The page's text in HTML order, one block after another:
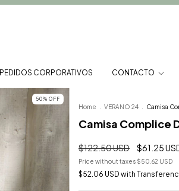
PEDIDOS CORPORATIVOS CONTACTO
50% OFF
Home VERANO 24 Camisa
Camisa Complice
$122.50 USD $61.25
Price without taxes $50.62 USD
$52.06 USD with